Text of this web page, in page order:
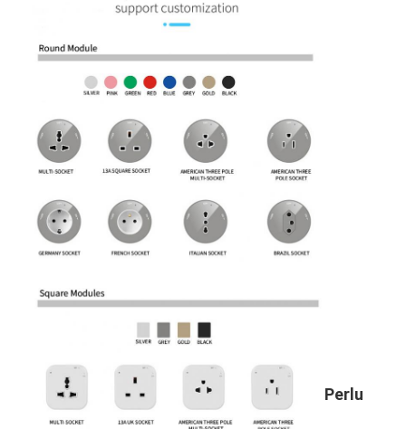
Kotak Soket Meja Konferensi
Socket Pop Up Hidraulik
Soket geser
Outlet Listrik Meja
Soket Jalur
Tabel Mount Power Strip
Outlet Meja yang Terkubur
Perlu